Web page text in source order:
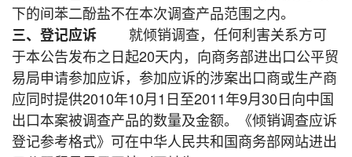
下的间苯二酚盐不在本次调查产品范围之内。
三、登记应诉 就倾销调查，任何利害关系方可
于本公告发布之日起20天内，向商务部进出口公平贸
易局申请参加应诉，参加应诉的涉案出口商或生产商
应同时提供2010年10月1日至2011年9月30日向中国
出口本案被调查产品的数量及金额。《倾销调查应诉
登记参考格式》可在中华人民共和国商务部网站进出